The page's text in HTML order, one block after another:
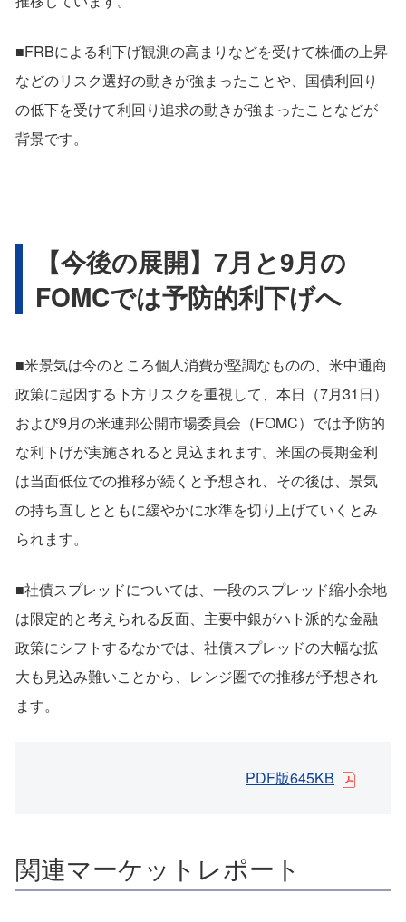
■FRBによる利下げ観測の高まりなどを受けて株価の上昇
などのリスク選好の動きが強まったことや、国債利回り
の低下を受けて利回り追求の動きが強まったことなどが
背景です。
【今後の展開】7月と9月の
FOMCでは予防的利下げへ
■米景気は今のところ個人消費が堅調なものの、米中通商
政策に起因する下方リスクを重視して、本日（7月31日）
および9月の米連邦公開市場委員会（FOMC）では予防的
な利下げが実施されると見込まれます。米国の長期金利
は当面低位での推移が続くと予想され、その後は、景気
の持ち直しとともに緩やかに水準を切り上げていくとみ
られます。
■社債スプレッドについては、一段のスプレッド縮小余地
は限定的と考えられる反面、主要中銀がハト派的な金融
政策にシフトするなかでは、社債スプレッドの大幅な拡
大も見込み難いことから、レンジ圏での推移が予想され
ます。
PDF版645KB
関連マーケットレポート